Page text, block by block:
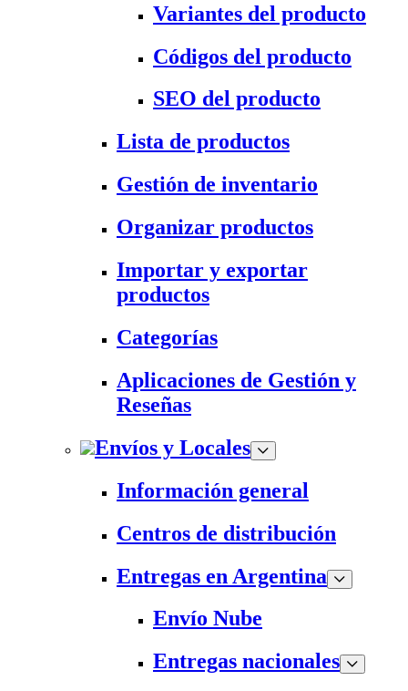
Variantes del producto
Códigos del producto
SEO del producto
Lista de productos
Gestión de inventario
Organizar productos
Importar y exportar
productos
Categorías
Aplicaciones de Gestión y
Reseñas
Envíos y Locales
Información general
Centros de distribución
Entregas en Argentina
Envío Nube
Entregas nacionales